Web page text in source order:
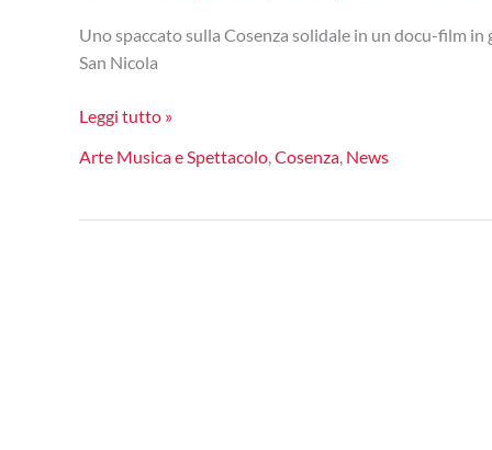
Uno spaccato sulla Cosenza solidale in un docu-film
San Nicola
Jessica
la
pro
Leggi tutto »
Arte Musica e Spettacolo,Cosenza, News